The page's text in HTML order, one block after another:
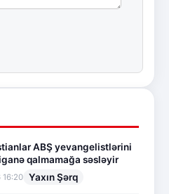
ABŞ yevangelistlərini
qalmamağa səsləyir
16:20 Yaxın Şərq